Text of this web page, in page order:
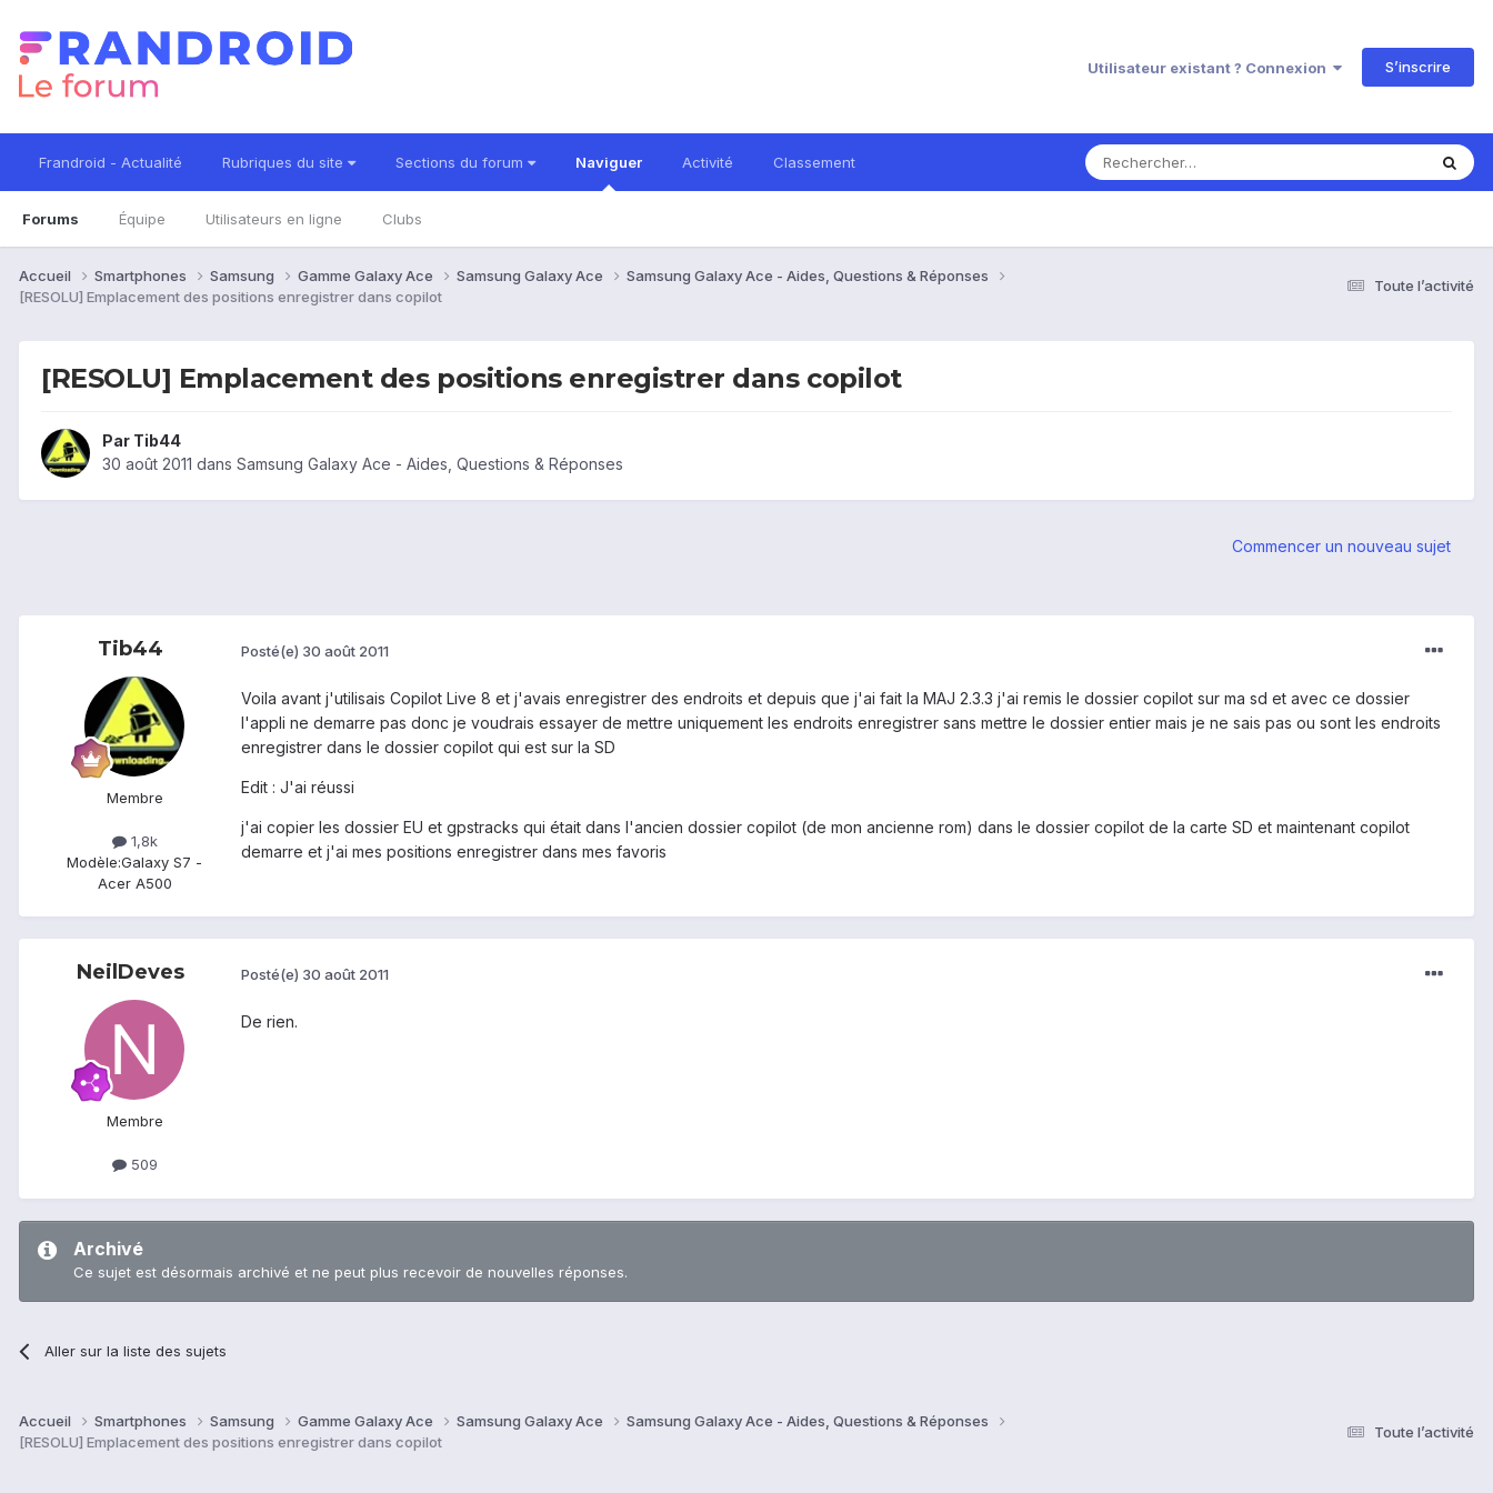
Utilisateur existant ? Connexion S’inscrire
Frandroid - Actualité Rubriques du site Sections du forum Naviguer
Forums Équipe Utilisateurs en ligne Clubs
Activité Classement
Toute l’activité
Accueil Smartphones Samsung Gamme Galaxy Ace Samsung Galaxy Ace
Samsung Galaxy Ace - Aides, Questions & Réponses
[RESOLU] Emplacement des positions enregistrer dans copilot
[RESOLU] Emplacement des positions enregistrer dans copilot
Par Tib44
30 août 2011 dans Samsung Galaxy Ace - Aides, Questions & Réponses
Commencer un nouveau sujet
Tib44
Membre
1,8k
Modèle:Galaxy S7 -
Acer A500
Posté(e) 30 août 2011
Voila avant j'utilisais Copilot Live 8 et j'avais enregistrer des endroits et depuis que j'ai fait la MAJ 2.3.3 j'ai remis le dossier copilot sur ma sd et avec ce dossier
l'appli ne demarre pas donc je voudrais essayer de mettre uniquement les endroits enregistrer sans mettre le dossier entier mais je ne sais pas ou sont les endroits
enregistrer dans le dossier copilot qui est sur la SD
Edit : J'ai réussi
j'ai copier les dossier EU et gpstracks qui était dans l'ancien dossier copilot (de mon ancienne rom) dans le dossier copilot de la carte SD et maintenant copilot
demarre et j'ai mes positions enregistrer dans mes favoris
NeilDeves
Membre
509
Posté(e) 30 août 2011
De rien.
Archivé
Ce sujet est désormais archivé et ne peut plus recevoir de nouvelles réponses.
Aller sur la liste des sujets
Toute l’activité
Accueil Smartphones Samsung Gamme Galaxy Ace Samsung Galaxy Ace
Samsung Galaxy Ace - Aides, Questions & Réponses
[RESOLU] Emplacement des positions enregistrer dans copilot